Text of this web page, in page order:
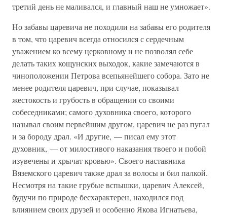
третий день не маливался, и главный наш не умножает».
Но забавы царевича не походили на забавы его родителя
в том, что царевич всегда относился с сердечным
уважением ко всему церковному и не позволял себе
делать таких кощунских выходок, какие замечаются в
чиноположении Петрова всепьянейшего собора. Зато не
менее родителя царевич, при случае, показывал
жестокость и грубость в обращении со своими
собеседниками; самого духовника своего, которого
называл своим первейшим другом, царевич не раз пугал
и за бороду драл. «И другие, — писал ему этот
духовник, — от милостивого наказания твоего и побой
изувечены и хрычат кровью». Своего наставника
Вяземского царевич также драл за волосы и бил палкой.
Несмотря на такие грубые вспышки, царевич Алексей,
будучи по природе бесхарактерен, находился под
влиянием своих друзей и особенно Якова Игнатьева,